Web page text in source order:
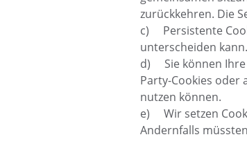
zurückkehren. Die
c) Persistente
unterscheiden
d) Sie können Ihre
Party-Cookies oder
nutzen können.
e) Wir setzen
Andernfalls